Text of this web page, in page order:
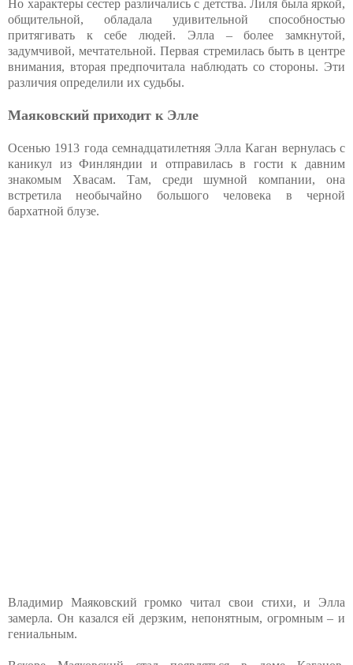
Но характеры сестер различались с детства. Лиля была яркой,
общительной, обладала удивительной способностью
притягивать к себе людей. Элла – более замкнутой,
задумчивой, мечтательной. Первая стремилась быть в центре
внимания, вторая предпочитала наблюдать со стороны. Эти
различия определили их судьбы.
Маяковский приходит к Элле
Осенью 1913 года семнадцатилетняя Элла Каган вернулась с
каникул из Финляндии и отправилась в гости к давним
знакомым Хвасам. Там, среди шумной компании, она
встретила необычайно большого человека в черной
бархатной блузе.
Владимир Маяковский громко читал свои стихи, и Элла
замерла. Он казался ей дерзким, непонятным, огромным – и
гениальным.